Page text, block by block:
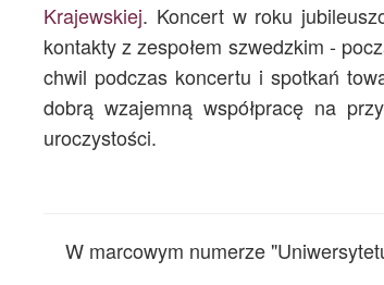
Krajewskiej. Koncert w roku
kontakty z zespołem szwedzkim -
chwil podczas koncertu i spotkań
dobrą wzajemną współpracę na
uroczystości.
W marcowym numerze